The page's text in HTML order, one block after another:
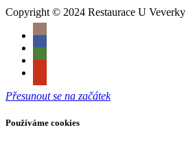
Copyright © 2024 Restaurace U Veverky
Přesunout se na začátek
Používáme cookies